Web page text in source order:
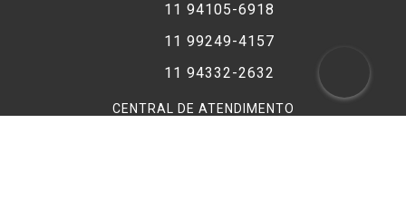
11 94105-6918
11 99249-4157
11 94332-2632
CENTRAL DE ATENDIMENTO